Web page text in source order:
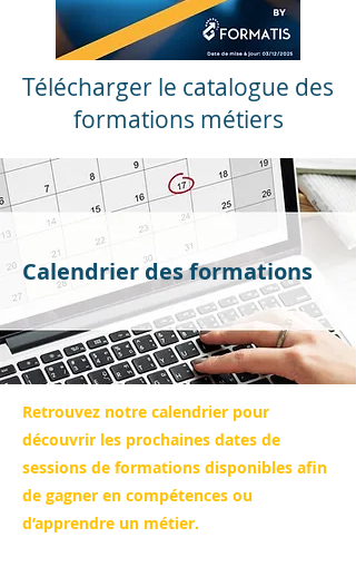
Télécharger le catalogue des
formations métiers
Calendrier des formations
Retrouvez notre calendrier pour
découvrir les prochaines dates de
sessions de formations disponibles afin
de gagner en compétences ou
d’apprendre un métier.